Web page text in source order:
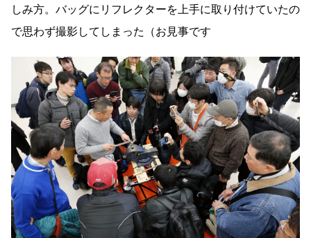
しみ方。バッグにリフレクターを上手に取り付けていたの
で思わず撮影してしまった（お見事です